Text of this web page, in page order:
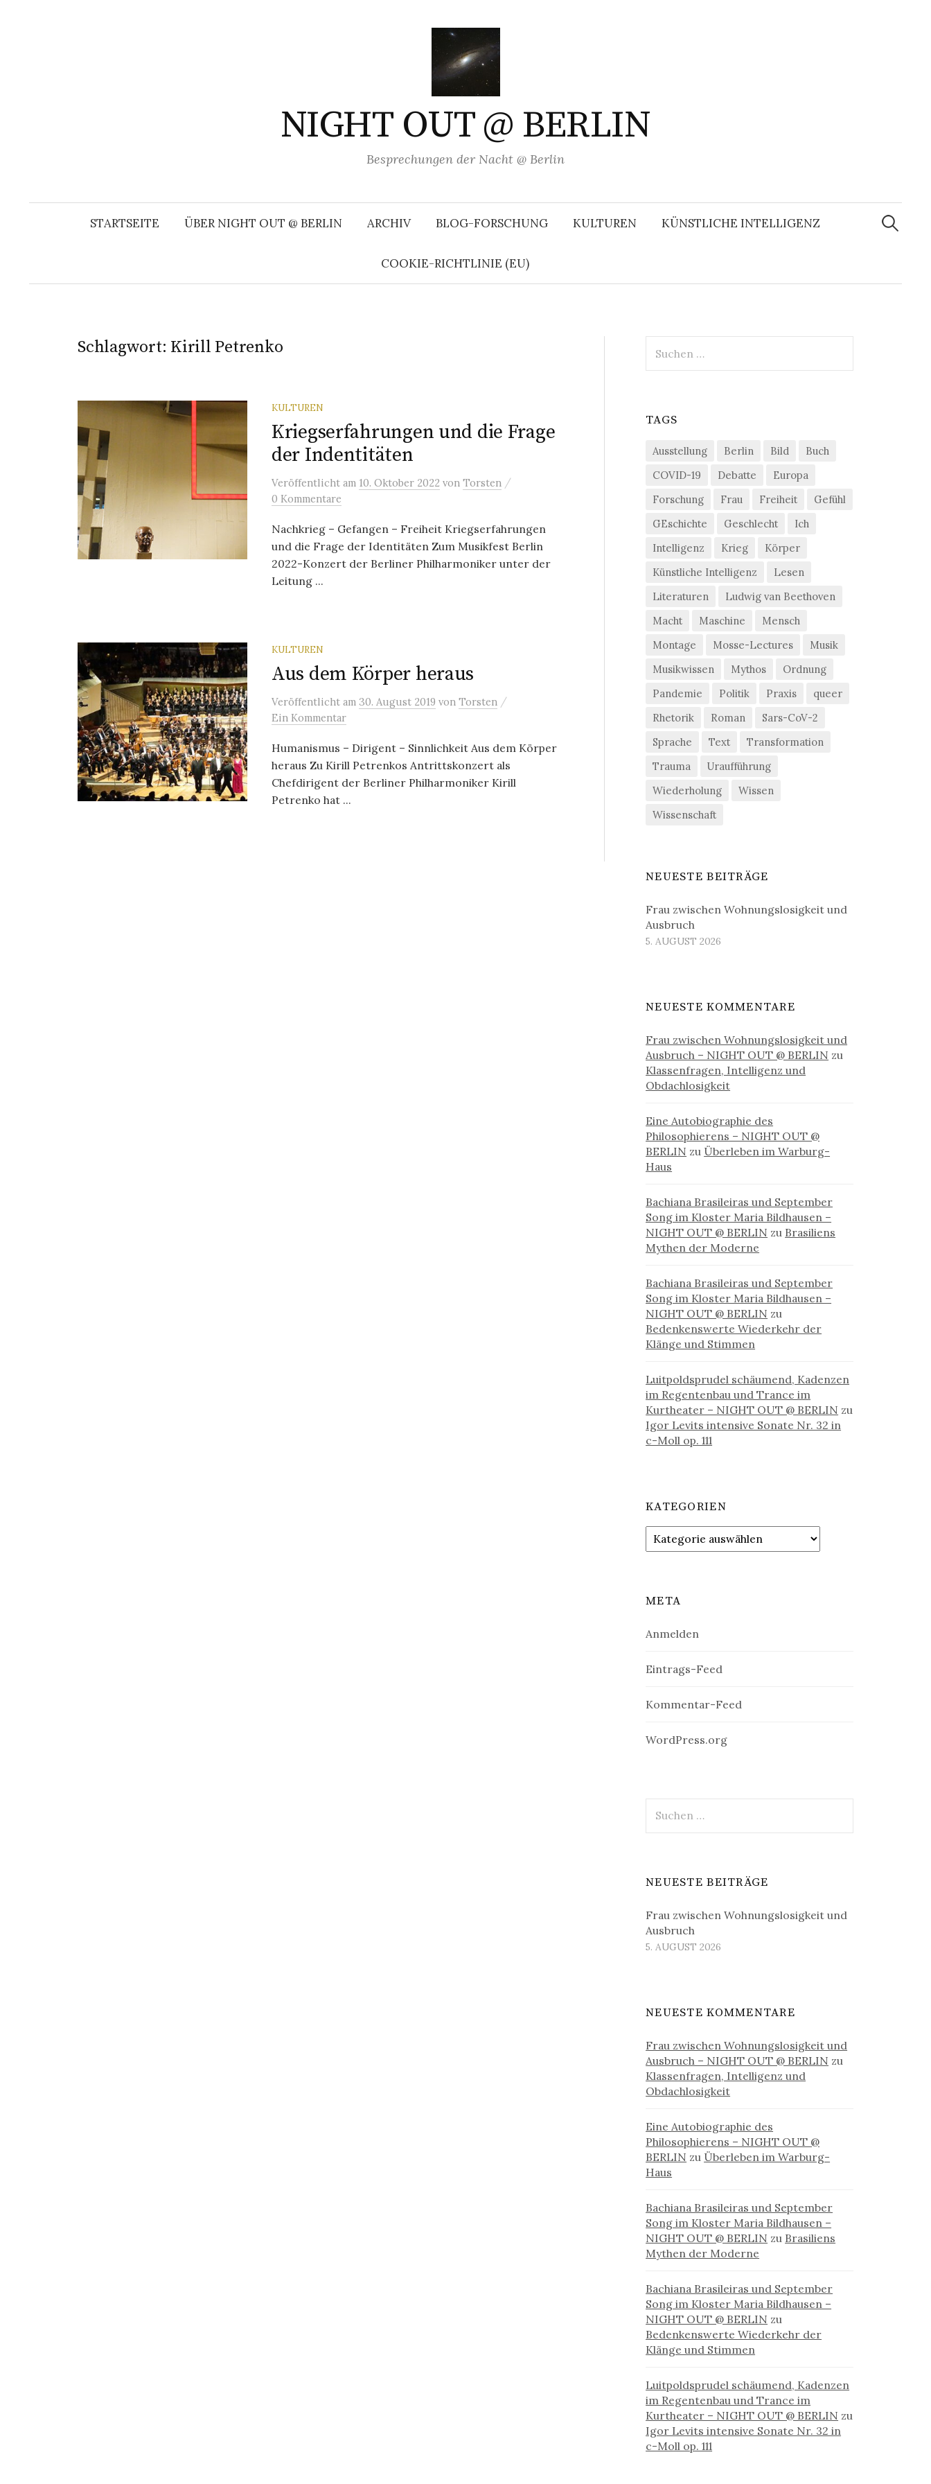
NIGHT OUT @ BERLIN
Besprechungen der Nacht @ Berlin
STARTSEITE ÜBER NIGHT OUT @ BERLIN ARCHIV BLOG-FORSCHUNG KULTUREN KÜNSTLICHE INTELLIGENZ
COOKIE-RICHTLINIE (EU)
Suchen
nach:
Schlagwort: Kirill Petrenko
KULTUREN
Kriegserfahrungen und die Frage
der Indentitäten
Veröffentlicht am 10. Oktober 2022 von Torsten /
0 Kommentare
Nachkrieg – Gefangen – Freiheit Kriegserfahrungen
und die Frage der Identitäten Zum Musikfest Berlin
2022-Konzert der Berliner Philharmoniker unter der
Leitung ...
KULTUREN
Aus dem Körper heraus
Veröffentlicht am 30. August 2019 von Torsten /
Ein Kommentar
Humanismus – Dirigent – Sinnlichkeit Aus dem Körper
heraus Zu Kirill Petrenkos Antrittskonzert als
Chefdirigent der Berliner Philharmoniker Kirill
Petrenko hat ...
nach:
TAGS
Ausstellung Berlin Bild
Buch
COVID-19
Debatte
Europa
Forschung
Frau Freiheit
Gefühl
GEschichte
Geschlecht
Ich
Intelligenz
Krieg
Körper
Künstliche Intelligenz
Lesen
Literaturen
Ludwig van Beethoven
Macht
Maschine
Mensch
Montage
Mosse-Lectures
Musik
Musikwissen
Mythos
Ordnung
Pandemie
Politik Praxis
queer
Rhetorik
Roman
Sars-CoV-2
Sprache
Text
Transformation
Trauma
Uraufführung
Wiederholung
Wissen
Wissenschaft
NEUESTE BEITRÄGE
Frau zwischen Wohnungslosigkeit und
Ausbruch
5. AUGUST 2026
NEUESTE KOMMENTARE
Frau zwischen Wohnungslosigkeit und
Ausbruch – NIGHT OUT @ BERLIN zu
Klassenfragen, Intelligenz und
Obdachlosigkeit
Eine Autobiographie des
Philosophierens – NIGHT OUT @
BERLIN zu Überleben im Warburg-
Haus
Bachiana Brasileiras und September
Song im Kloster Maria Bildhausen –
NIGHT OUT @ BERLIN zu Brasiliens
Mythen der Moderne
Bachiana Brasileiras und September
Song im Kloster Maria Bildhausen –
NIGHT OUT @ BERLIN zu
Bedenkenswerte Wiederkehr der
Klänge und Stimmen
Luitpoldsprudel schäumend, Kadenzen
im Regentenbau und Trance im
Kurtheater – NIGHT OUT @ BERLIN zu
Igor Levits intensive Sonate Nr. 32 in
c-Moll op. 111
KATEGORIEN
Kategorien
META
Anmelden
Eintrags-Feed
Kommentar-Feed
WordPress.org
nach:
NEUESTE BEITRÄGE
Frau zwischen Wohnungslosigkeit und
Ausbruch
5. AUGUST 2026
NEUESTE KOMMENTARE
Frau zwischen Wohnungslosigkeit und
Ausbruch – NIGHT OUT @ BERLIN zu
Klassenfragen, Intelligenz und
Obdachlosigkeit
Eine Autobiographie des
Philosophierens – NIGHT OUT @
BERLIN zu Überleben im Warburg-
Haus
Bachiana Brasileiras und September
Song im Kloster Maria Bildhausen –
NIGHT OUT @ BERLIN zu Brasiliens
Mythen der Moderne
Bachiana Brasileiras und September
Song im Kloster Maria Bildhausen –
NIGHT OUT @ BERLIN zu
Bedenkenswerte Wiederkehr der
Klänge und Stimmen
Luitpoldsprudel schäumend, Kadenzen
im Regentenbau und Trance im
Kurtheater – NIGHT OUT @ BERLIN zu
Igor Levits intensive Sonate Nr. 32 in
c-Moll op. 111